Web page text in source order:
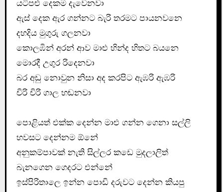
යටිපළු දෙකම දැවෙනවා
ඇස් දෙක ඇර ගන්නට බැරි තරමට පායනවනෙ
දහදිය මුගුරු ගලනවා
කොලඹින් අරන් ආව මාළු හින්ද හිතට බයනෙ
මොරදී උගුර රිදෙනවා
බර අඩු නොවුන නිසා අද කරපිට ඇඹරි ඇඹරි
චිරි චිරි ගාල හඬනවා
පොළියත් එක්ක දෙන්න මාළු ගන්න ගෙනා සල්ලි
හවසට දෙන්නම ඕනේ
අනුකම්පාවක් නැති සිල්ලර කඩෙ මුදලාලිත්
බැනගෙන ගෙදරට එන්නේ
ඉස්පිරිතාලෙ ඉන්න පොඩි දරුවට දෙන්න කියපු